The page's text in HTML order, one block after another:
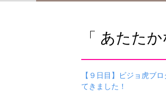
「 あたた
【９日目】ビジョ虎ブ
てきました！